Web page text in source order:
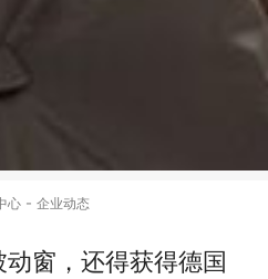
心 -企业动态
窗，还得获得德国